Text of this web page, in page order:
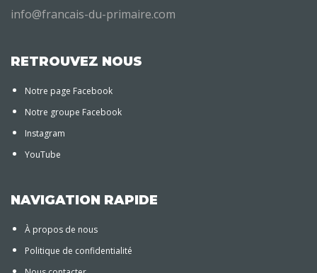
info@francais-du-primaire.com
RETROUVEZ NOUS
Notre page Facebook
Notre groupe Facebook
Instagram
YouTube
NAVIGATION RAPIDE
À propos de nous
Politique de confidentialité